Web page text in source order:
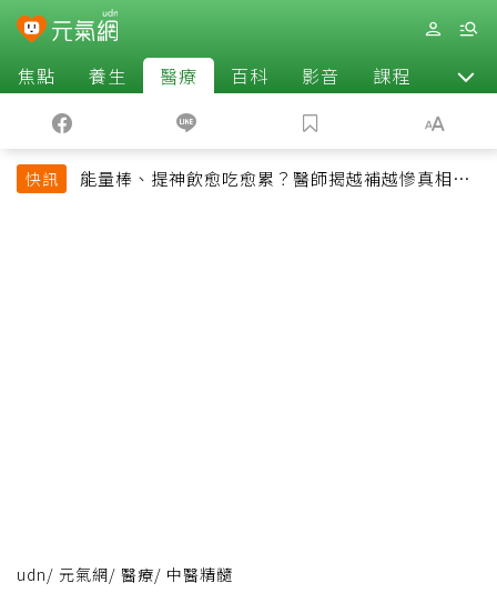
焦點 養生 醫療 百科 影音 課程 退休
快訊
能量棒、提神飲愈吃愈累？醫師揭越補越慘真相：
udn/ 元氣網/ 醫療/ 中醫精髓